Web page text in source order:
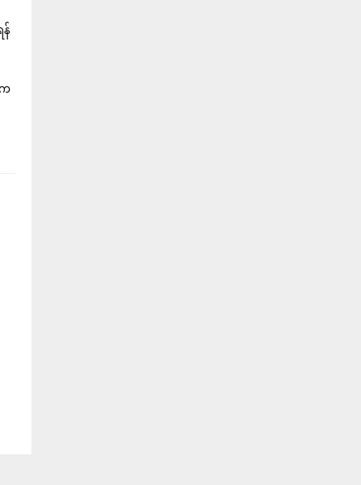
န်
က